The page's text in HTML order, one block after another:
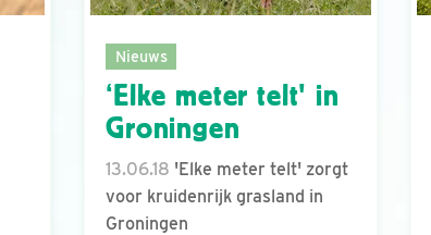
Nieuws
‘Elke meter telt' in
Groningen
13.06.18 'Elke meter telt' zorgt
voor kruidenrijk grasland in
Groningen